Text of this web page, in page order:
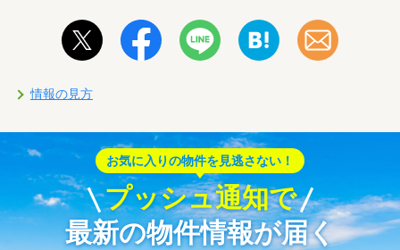
情報の見方
お気に入りの物件を見逃さない！
プッシュ通知で
最新の物件情報が届く